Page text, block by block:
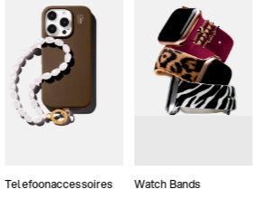
Telefoonaccessoires Watch Bands